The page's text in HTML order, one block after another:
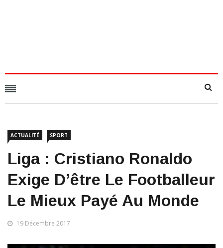
ACTUALITÉ SPORT
​Liga : Cristiano Ronaldo
Exige D’être Le Footballeur
Le Mieux Payé Au Monde
19 Décembre 2017